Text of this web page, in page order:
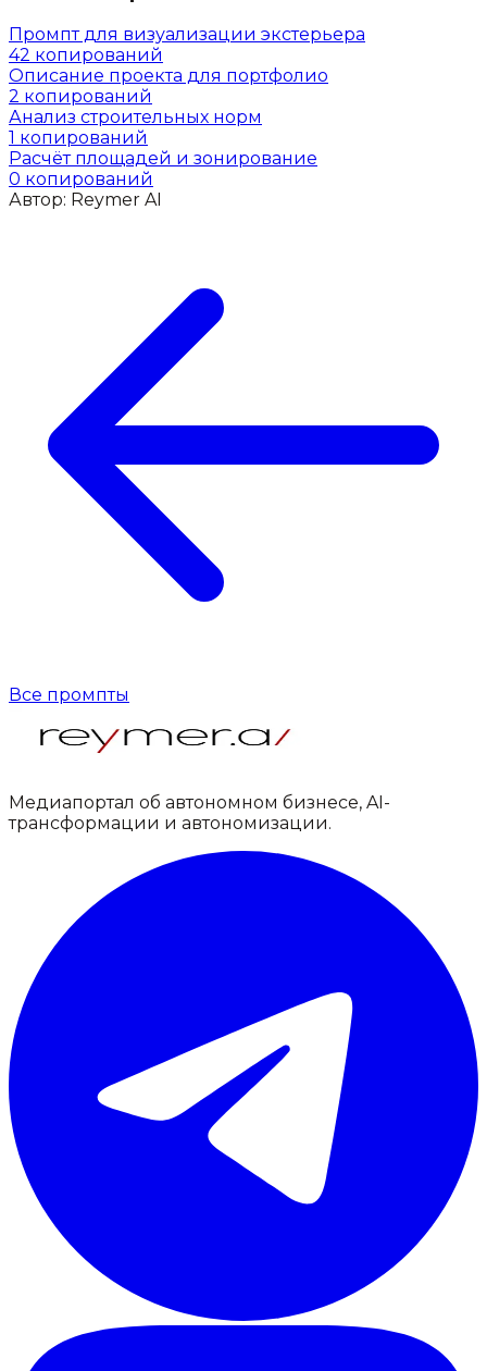
Промпт для визуализации экстерьера
42 копирований
Описание проекта для портфолио
2 копирований
Анализ строительных норм
1 копирований
Расчёт площадей и зонирование
0 копирований
Автор: Reymer AI
Все промпты
Медиапортал об автономном бизнесе, AI-
трансформации и автономизации.